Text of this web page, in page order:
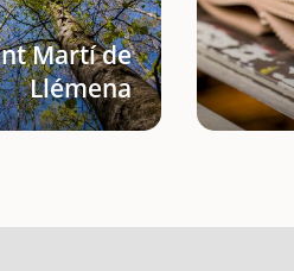
Martí de
Llémena